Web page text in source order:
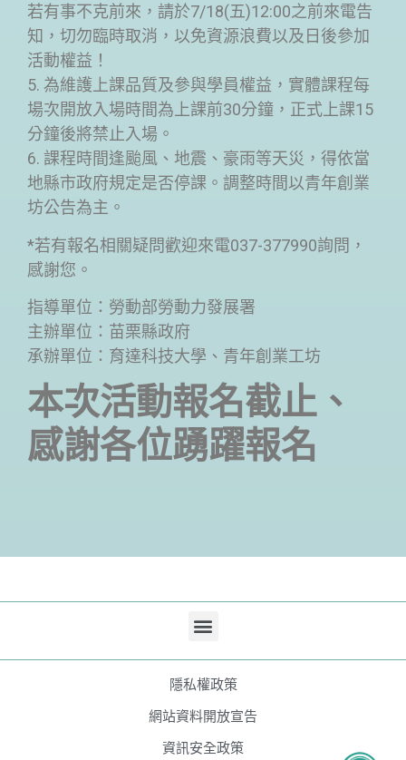
若有事不克前來，請於7/18(五)12:00之前來電告
知，切勿臨時取消，以免資源浪費以及日後參加
活動權益！
5. 為維護上課品質及參與學員權益，實體課程每
場次開放入場時間為上課前30分鐘，正式上課15
分鐘後將禁止入場。
6. 課程時間逢颱風、地震、豪雨等天災，得依當
地縣市政府規定是否停課。調整時間以青年創業
坊公告為主。
*若有報名相關疑問歡迎來電037-377990詢問，
感謝您。
指導單位：勞動部勞動力發展署
主辦單位：苗栗縣政府
承辦單位：育達科技大學、青年創業工坊
本次活動報名截止、
感謝各位踴躍報名
隱私權政策
網站資料開放宣告
資訊安全政策